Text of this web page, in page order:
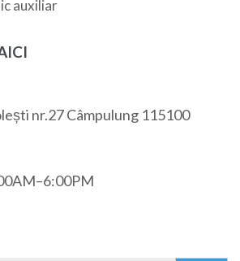
auxiliar
nr.27 Câmpulung 115100